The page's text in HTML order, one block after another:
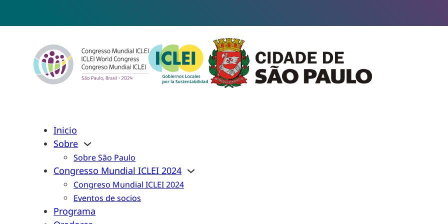
Inicio
Sobre
Sobre São Paulo
Congresso Mundial ICLEI 2024
Congreso Mundial ICLEI 2024
Eventos de socios
Programa